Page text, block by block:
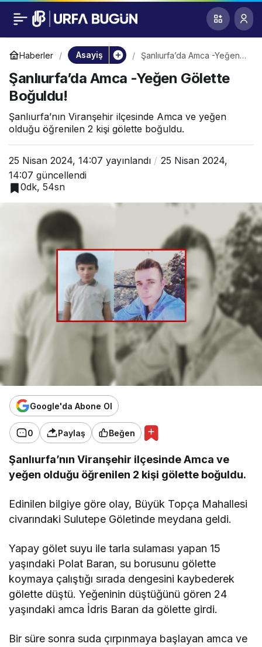
Haberler Asayiş
Şanlıurfa’da Amca -Yeğen
Şanlıurfa’da Amca -Yeğen Gölette
Boğuldu!
Şanlıurfa’nın Viranşehir ilçesinde Amca ve yeğen
olduğu öğrenilen 2 kişi gölette boğuldu.
25 Nisan 2024, 14:07 yayınlandı
25 Nisan 2024,
14:07 güncellendi
0dk, 54sn
Google'da Abone Ol
0 Paylaş Beğen
Şanlıurfa’nın Viranşehir ilçesinde Amca ve
yeğen olduğu öğrenilen 2 kişi gölette boğuldu.
Edinilen bilgiye göre olay, Büyük Topça Mahallesi
civarındaki Sulutepe Göletinde meydana geldi.
Yapay gölet suyu ile tarla sulaması yapan 15
yaşındaki Polat Baran, su borusunu gölette
koymaya çalıştığı sırada dengesini kaybederek
gölette düştü. Yeğeninin düştüğünü gören 24
yaşındaki amca İdris Baran da gölette girdi.
Bir süre sonra suda çırpınmaya başlayan amca ve
Şanlıurfa’da Amca -
Yeğen Gölette
Boğuldu!
0